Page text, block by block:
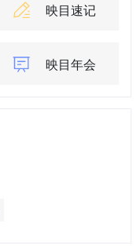
映目速记
映目年会